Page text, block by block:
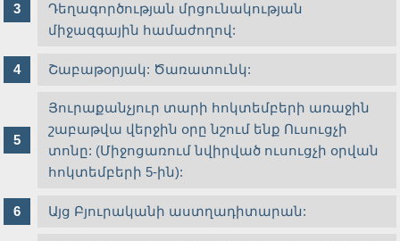
Դեղագործության մրցունակության
միջազգային համաժողով:
Շաբաթօրյակ: Ծառատունկ:
Յուրաքանչյուր տարի հոկտեմբերի առաջին
շաբաթվա վերջին օրը նշում ենք Ուսուցչի
տոնը: (Միջոցառում նվիրված ուսուցչի օրվան
հոկտեմբերի 5-ին):
Այց Բյուրականի աստղադիտարան: